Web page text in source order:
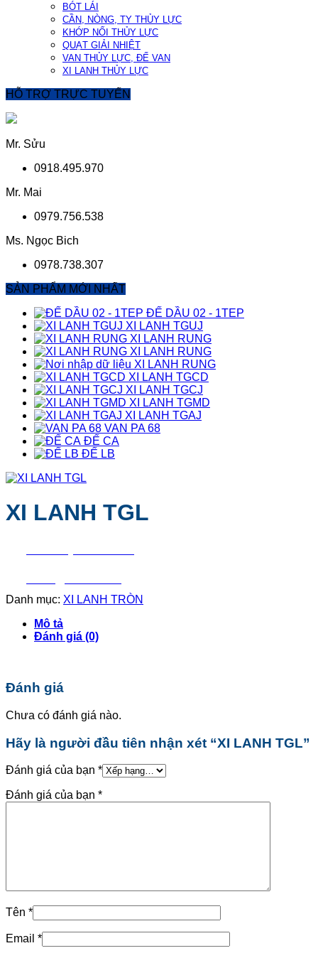
BÓT LÁI
CẦN, NÒNG, TY THỦY LỰC
KHỚP NỐI THỦY LỰC
QUẠT GIẢI NHIỆT
VAN THỦY LỰC, ĐẾ VAN
XI LANH THỦY LỰC
HỖ TRỢ TRỰC TUYẾN
Mr. Sửu
0918.495.970
Mr. Mai
0979.756.538
Ms. Ngọc Bich
0978.738.307
SẢN PHẨM MỚI NHẤT
ĐẾ DẦU 02 - 1TEP
XI LANH TGUJ
XI LANH RUNG
XI LANH RUNG
XI LANH RUNG
XI LANH TGCD
XI LANH TGCJ
XI LANH TGMD
XI LANH TGAJ
VAN PA 68
ĐẾ CA
ĐẾ LB
XI LANH TGL
Danh mục: XI LANH TRÒN
Mô tả
Đánh giá (0)
Đánh giá
Chưa có đánh giá nào.
Hãy là người đầu tiên nhận xét “XI LANH TGL”
Đánh giá của bạn *
Đánh giá của bạn *
Tên *
Email *